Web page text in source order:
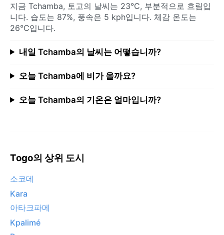
지금 Tchamba, 토고의 날씨는 23°C, 부분적으로 흐림입
니다. 습도는 87%, 풍속은 5 kph입니다. 체감 온도는
26°C입니다.
내일 Tchamba의 날씨는 어떻습니까?
오늘 Tchamba에 비가 올까요?
오늘 Tchamba의 기온은 얼마입니까?
Togo의 상위 도시
소코데
Kara
아타크파메
Kpalimé